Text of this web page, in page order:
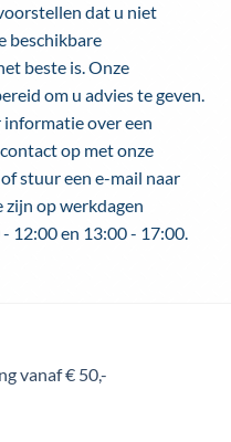
dat u niet
beschikbare
beste is. Onze
om u advies te geven.
over een
op met onze
of stuur een e-mail naar
zijn op werkdagen
12:00 en 13:00 - 17:00.
vanaf € 50,-